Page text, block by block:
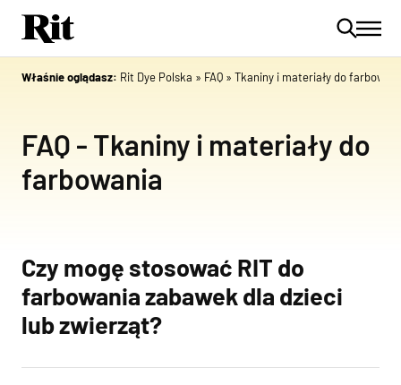
Właśnie oglądasz: Rit Dye Polska » FAQ » Tkaniny i materiały do
FAQ - Tkaniny i materiały do
farbowania
Czy mogę stosować RIT do
farbowania zabawek dla dzieci
lub zwierząt?